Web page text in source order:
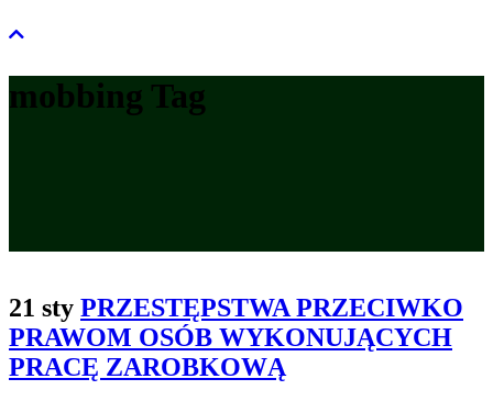
mobbing Tag
21 sty PRZESTĘPSTWA PRZECIWKO
PRAWOM OSÓB WYKONUJĄCYCH
PRACĘ ZAROBKOWĄ